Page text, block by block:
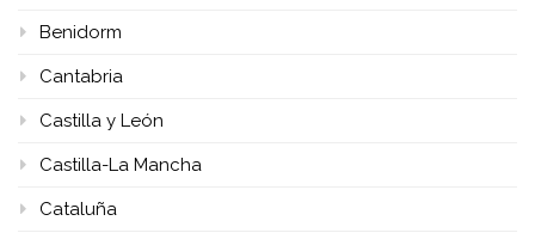
Benidorm
Cantabria
Castilla y León
Castilla-La Mancha
Cataluña